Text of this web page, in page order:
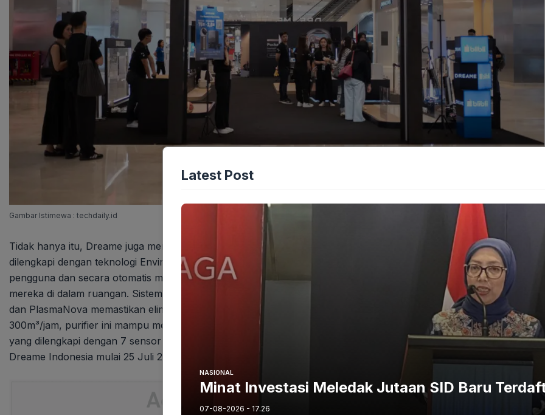
Gambar Istimewa : techdaily.id
Tidak hanya itu, Dreame juga memperkenalkan AirPursue PM10 Purifier, penjernih udara AI pertama di dunia yang
dilengkapi dengan teknologi Enviro Detect. Teknologi ini memungkinkan purifier untuk mengenali keberadaan
pengguna dan secara otomatis mengarahkan aliran udara bersih ke arah mereka, bahkan mengikuti pergerakan
mereka di dalam ruangan. Sistem filtrasi empat lapis yang efisien, lapisan filter karbon aktif, serta teknologi UVC
dan PlasmaNova memastikan eliminasi hingga 99,97% partikel halus, polutan, bakteri, dan virus. Dengan CADR
300m³/jam, purifier ini mampu menjangkau dan membersihkan ruangan hingga 100m². AirPursue PM10 Purifier,
yang dilengkapi dengan 7 sensor kualitas udara dan layar LCD interaktif, tersedia eksklusif di Blibli dan seluruh toko
Dreame Indonesia mulai 25 Juli 2025 dengan harga Rp11.999.000.
Latest Post
NASIONAL
Minat Investasi Meledak Jutaan SID Baru
07-08-2026 - 17.26